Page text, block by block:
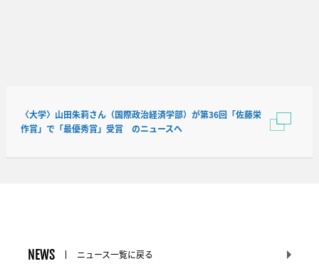
〈大学〉山田朱莉さん（国際政治経済学部）が第36回「佐藤栄
作賞」で「最優秀賞」受賞 のニュースへ
NEWS ニュース一覧に戻る